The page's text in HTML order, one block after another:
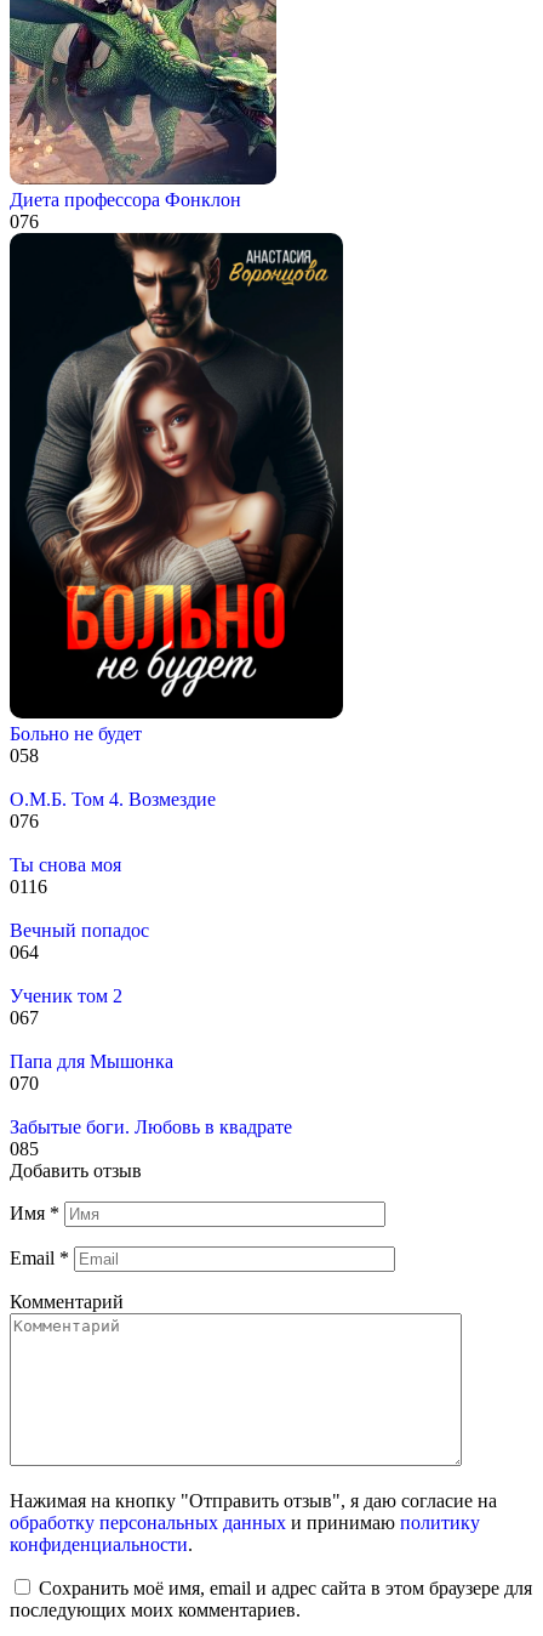
Диета профессора Фонклон
076
Больно не будет
058
О.М.Б. Том 4. Возмездие
076
Ты снова моя
0116
Вечный попадос
064
Ученик том 2
067
Папа для Мышонка
070
Забытые боги. Любовь в квадрате
085
Добавить отзыв
Имя *
Email *
Комментарий
Нажимая на кнопку "Отправить отзыв", я даю согласие на
обработку персональных данных и принимаю политику
конфиденциальности.
Сохранить моё имя, email и адрес сайта в этом браузере для
последующих моих комментариев.